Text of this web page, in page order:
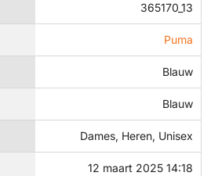
365170_13
Puma
Blauw
Blauw
Dames, Heren, Unisex
12 maart 2025 14:18